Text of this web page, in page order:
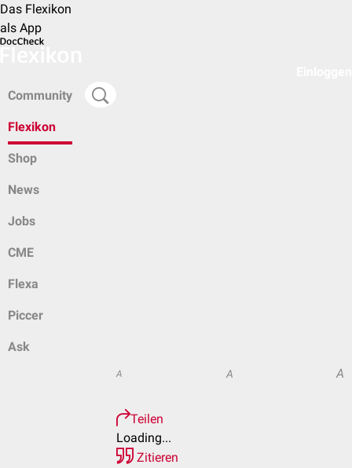
Das Flexikon
als App
Community
Flexikon
Shop
News
Jobs
CME
Flexa
Piccer
Ask
A A A
Teilen
Loading...
Zitieren